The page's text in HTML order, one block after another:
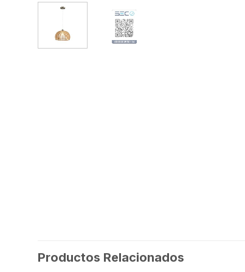
Productos Relacionados